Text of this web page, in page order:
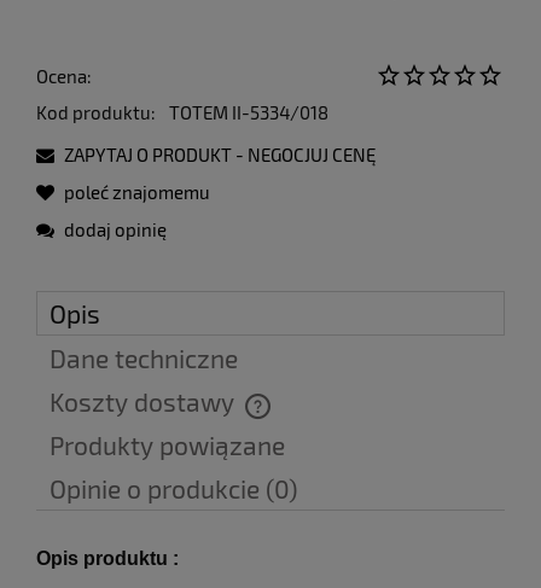
Ocena:
Kod produktu:
TOTEM II-5334/018
ZAPYTAJ O PRODUKT - NEGOCJUJ CENĘ
poleć znajomemu
dodaj opinię
Opis
Dane techniczne
Koszty dostawy
Cena nie zawiera ewentualnych kosztów płatności
Produkty powiązane
Opinie o produkcie (0)
Opis produktu :